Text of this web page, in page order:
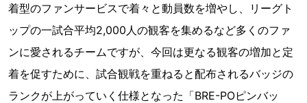
着型のファンサービスで着々と動員数を増やし、リーグト
ップの一試合平均2,000人の観客を集めるなど多くのファ
ンに愛されるチームですが、今回は更なる観客の増加と定
着を促すために、試合観戦を重ねると配布されるバッジの
ランクが上がっていく仕様となった「BRE-POピンバッ